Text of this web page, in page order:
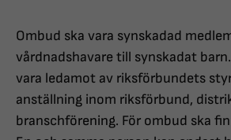
Ombud ska vara synskadad
vårdnadshavare till synskadat
vara ledamot av riksförbundets
anställning inom riksförbund,
branschförening. För ombud ska